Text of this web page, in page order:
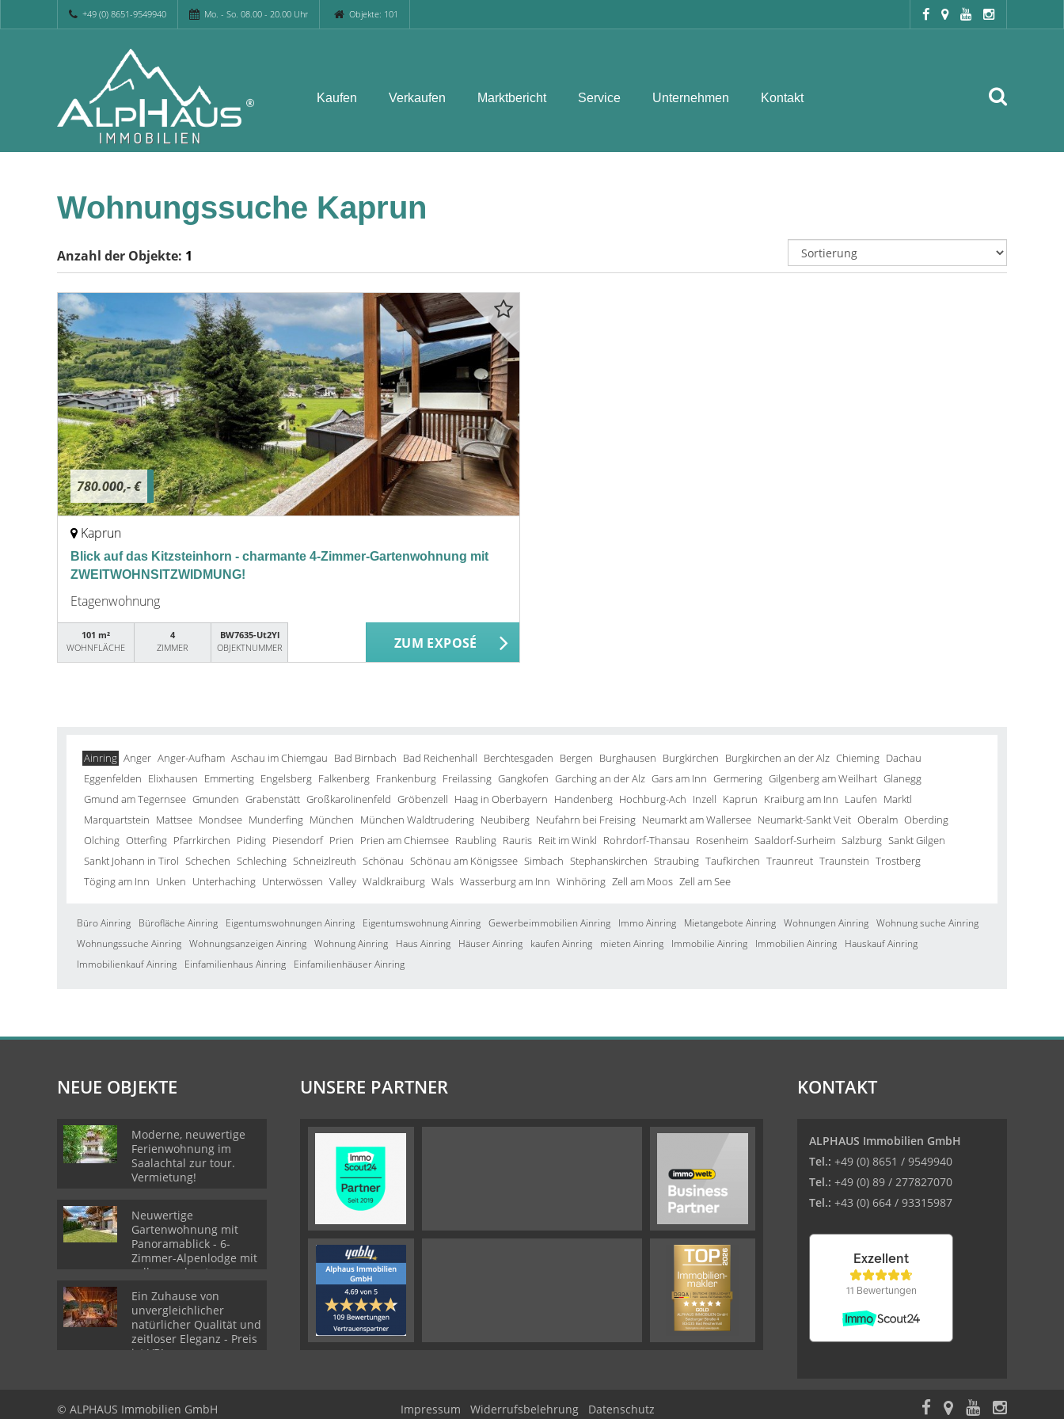
+49 (0) 8651-9549940 Mo. - So. 08.00 - 20.00 Uhr Objekte: 101
Kaufen Verkaufen Marktbericht Service Unternehmen Kontakt
Wohnungssuche Kaprun
Anzahl der Objekte: 1
780.000,- €
Kaprun
Blick auf das Kitzsteinhorn - charmante 4-Zimmer-Gartenwohnung mit
ZWEITWOHNSITZWIDMUNG!
Etagenwohnung
101 m²
WOHNFLÄCHE
4
ZIMMER
BW7635-Ut2Yl
OBJEKTNUMMER
ZUM EXPOSÉ
Ainring Anger Anger-Aufham Aschau im Chiemgau Bad Birnbach Bad Reichenhall Berchtesgaden Bergen Burghausen Burgkirchen Burgkirchen an der Alz Chieming Dachau
Eggenfelden Elixhausen Emmerting Engelsberg Falkenberg Frankenburg Freilassing Gangkofen Garching an der Alz Gars am Inn Germering Gilgenberg am Weilhart Glanegg
Gmund am Tegernsee Gmunden Grabenstätt Großkarolinenfeld Gröbenzell Haag in Oberbayern Handenberg Hochburg-Ach Inzell Kaprun Kraiburg am Inn Laufen Marktl
Marquartstein Mattsee Mondsee Munderfing München München Waldtrudering Neubiberg Neufahrn bei Freising Neumarkt am Wallersee Neumarkt-Sankt Veit Oberalm Oberding
Olching Otterfing Pfarrkirchen Piding Piesendorf Prien Prien am Chiemsee Raubling Rauris Reit im Winkl Rohrdorf-Thansau Rosenheim Saaldorf-Surheim Salzburg Sankt Gilgen
Sankt Johann in Tirol Schechen Schleching Schneizlreuth Schönau Schönau am Königssee Simbach Stephanskirchen Straubing Taufkirchen Traunreut Traunstein Trostberg
Töging am Inn Unken Unterhaching Unterwössen Valley Waldkraiburg Wals Wasserburg am Inn Winhöring Zell am Moos Zell am See
Büro Ainring Bürofläche Ainring Eigentumswohnungen Ainring Eigentumswohnung Ainring Gewerbeimmobilien Ainring Immo Ainring Mietangebote Ainring Wohnungen Ainring Wohnung suche Ainring
Wohnungssuche Ainring Wohnungsanzeigen Ainring Wohnung Ainring Haus Ainring Häuser Ainring kaufen Ainring mieten Ainring Immobilie Ainring Immobilien Ainring
Hauskauf Ainring
Immobilienkauf Ainring
Einfamilienhaus Ainring Einfamilienhäuser Ainring
NEUE OBJEKTE
Moderne, neuwertige
Ferienwohnung im
Saalachtal zur tour.
Vermietung!
Neuwertige
Gartenwohnung mit
Panoramablick - 6-
Zimmer-Alpenlodge mit
voll ausgebautes
Ein Zuhause von
unvergleichlicher
natürlicher Qualität und
zeitloser Eleganz - Preis
ist VB!
UNSERE PARTNER KONTAKT
ALPHAUS Immobilien GmbH
Tel.: +49 (0) 8651 / 9549940
Tel.: +49 (0) 89 / 277827070
Tel.: +43 (0) 664 / 93315987
© ALPHAUS Immobilien GmbH Impressum Widerrufsbelehrung Datenschutz